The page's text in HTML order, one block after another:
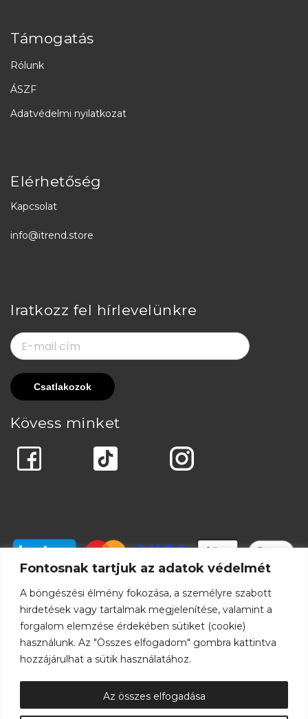
Fontosnak tartjuk az adatok védelmét
A böngészési élmény fokozása, a személyre szabott
hirdetések vagy tartalmak megjelenítése, valamint a
forgalom elemzése érdekében sütiket (cookie)
használunk. Az "Összes elfogadom" gombra kattintva
hozzájárulhat a sütik használatához.
Az összes elfogadása
Támogatás
Rólunk
ÁSZF
Adatvédelmi nyilatkozat
Elérhetőség
Kapcsolat
info@itrend.store
Iratkozz fel hírlevelünkre
Kövess minket